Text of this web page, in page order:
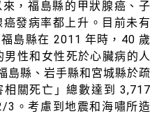
，福島縣的甲狀腺癌、子
發病率都上升。目前未有
島縣在 2011 年時，40 歲
性和女性死於心臟病的人
島縣、岩手縣和宮城縣於疏
關死亡」總數達到 3,717
3。考慮到地震和海嘯所造